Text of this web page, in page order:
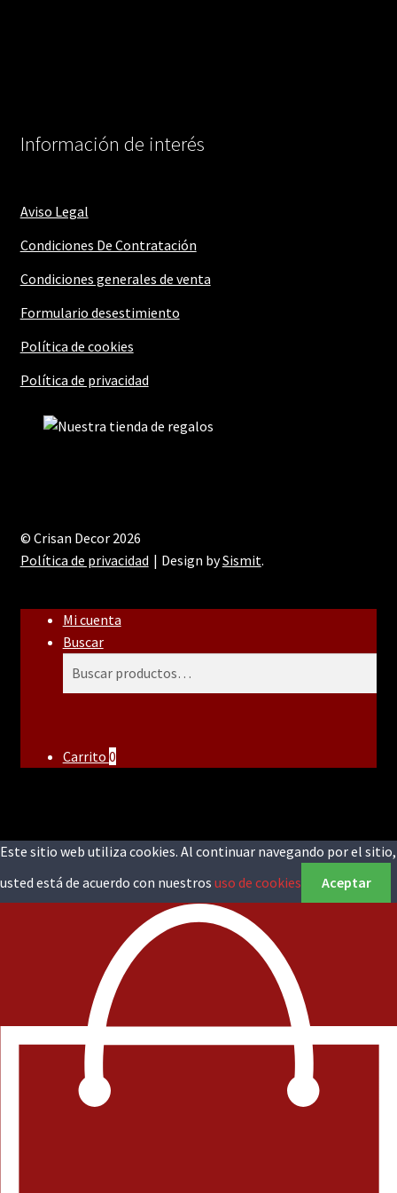
Información de interés
Aviso Legal
Condiciones De Contratación
Condiciones generales de venta
Formulario desestimiento
Política de cookies
Política de privacidad
© Crisan Decor 2026
Política de privacidad
Design bySismit.
Mi cuenta
Buscar
Carrito 0
Este sitio web utiliza cookies. Al continuar navegando por el sitio,
usted está de acuerdo con nuestros uso de cookies Aceptar